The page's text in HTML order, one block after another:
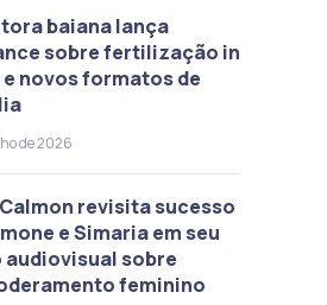
baiana lança
sobre fertilização in
novos formatos de
de 2026
revisita sucesso
e Simaria em seu
audiovisual sobre
feminino